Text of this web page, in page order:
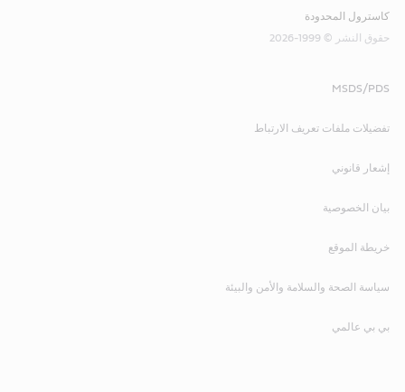
كاسترول المحدودة
حقوق النشر © 1999-2026
MSDS/PDS
تفضيلات ملفات تعريف الارتباط
إشعار قانوني
بيان الخصوصية
خريطة الموقع
سياسة الصحة والسلامة والأمن والبيئة
بي بي عالمي